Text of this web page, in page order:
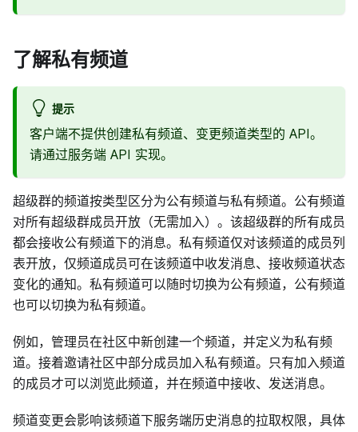
了解私有频道
提示
客户端不提供创建私有频道、变更频道类型的 API。
请通过服务端 API 实现。
超级群的频道按类型区分为公有频道与私有频道。公有频道
对所有超级群成员开放（无需加入）。该超级群的所有成员
都会接收公有频道下的消息。私有频道仅对该频道的成员列
表开放，仅频道成员可在该频道中收发消息、接收频道状态
变化的通知。私有频道可以随时切换为公有频道，公有频道
也可以切换为私有频道。
例如，管理员在社区中新创建一个频道，并定义为私有频
道。接着邀请社区中部分成员加入私有频道。只有加入频道
的成员才可以浏览此频道，并在频道中接收、发送消息。
频道变更会影响该频道下服务端历史消息的拉取权限，具体